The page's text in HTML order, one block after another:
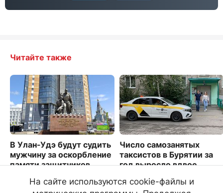
Читайте также
В Улан-Удэ будут судить
мужчину за оскорбление
памяти защитников
Число самозанятых
таксистов в Бурятии за
год выросло вдвое
1896
На сайте используются cookie-файлы и